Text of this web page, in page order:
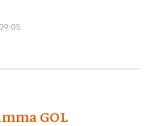
GOL